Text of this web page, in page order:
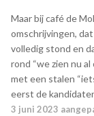
Maar bij café de
omschrijvingen,
volledig stond en
rond “we zien nu
met een stalen
eerst de
3 juni 2023